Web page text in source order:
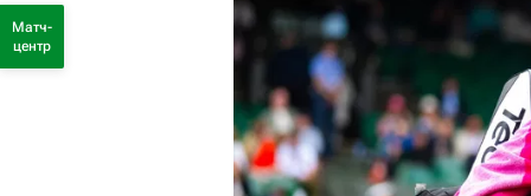
Матч-
центр